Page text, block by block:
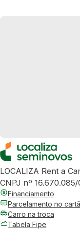
LOCALIZA Rent a
CNPJ nº
Financiamento
Parcelamento no
Carro na troca
Tabela Fipe